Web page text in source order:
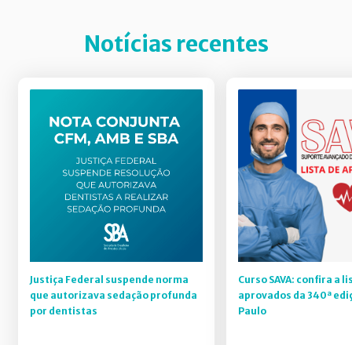
Notícias recentes
Justiça Federal suspende norma
que autorizava sedação profunda
por dentistas
Curso SAVA: confira a
aprovados da 340ª
Paulo